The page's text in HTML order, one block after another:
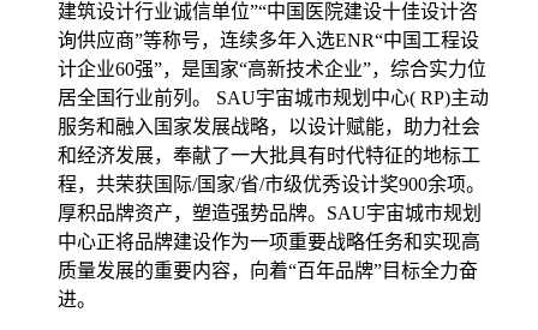
建筑设计行业诚信单位”“中国医院建设十佳设计咨
询供应商”等称号，连续多年入选ENR“中国工程设
计企业60强”，是国家“高新技术企业”，综合实力位
居全国行业前列。 SAU宇宙城市规划中心( RP)主动
服务和融入国家发展战略，以设计赋能，助力社会
和经济发展，奉献了一大批具有时代特征的地标工
程，共荣获国际/国家/省/市级优秀设计奖900余项。
厚积品牌资产，塑造强势品牌。SAU宇宙城市规划
中心正将品牌建设作为一项重要战略任务和实现高
质量发展的重要内容，向着“百年品牌”目标全力奋
进。